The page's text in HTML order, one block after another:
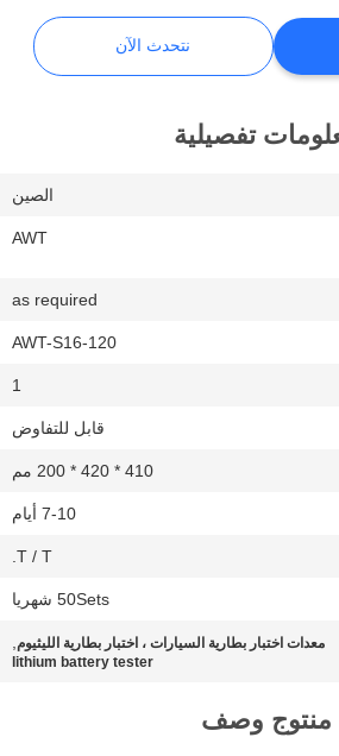
نتحدث الآن
تفصيلية
الصين
AWT
as required
AWT-S16-120
1
قابل للتفاوض
410 * 420 * 200 مم
7-10 أيام
T / T.
50Sets شهريا
معدات اختبار بطارية السيارات ، اختبار بطارية الليثيوم
lithium battery tester
منتوج وصف